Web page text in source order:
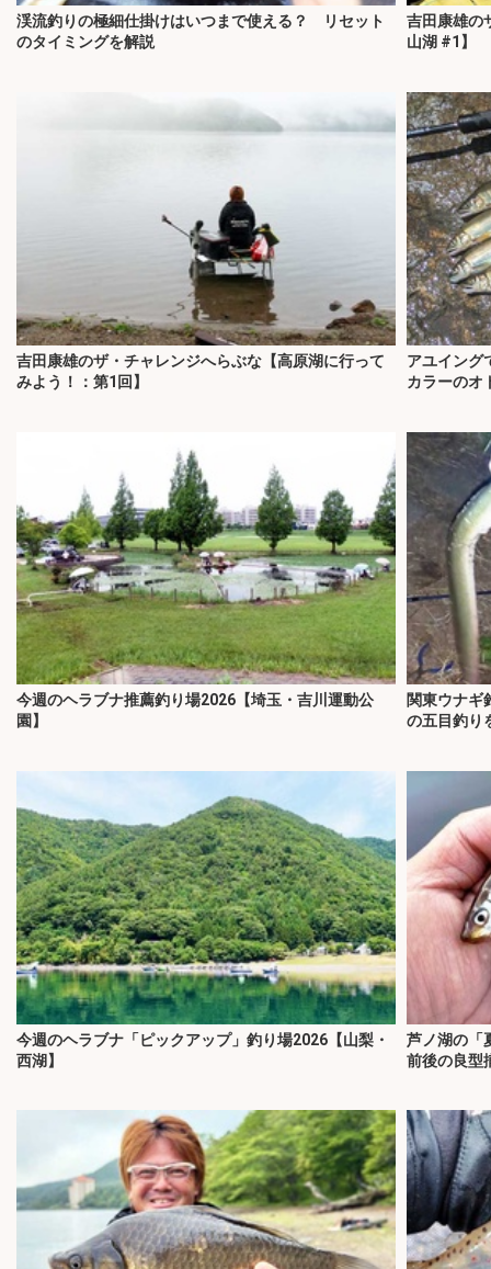
渓流釣りの極細仕掛けはいつまで使える？ リセット
のタイミングを解説
吉田康雄の
山湖 #1】
吉田康雄のザ・チャレンジへらぶな【高原湖に行って
みよう！：第1回】
アユイング
カラーのオ
今週のヘラブナ推薦釣り場2026【埼玉・吉川運動公
園】
関東ウナギ
の五目釣り
今週のヘラブナ「ピックアップ」釣り場2026【山梨・
西湖】
芦ノ湖の「
前後の良型